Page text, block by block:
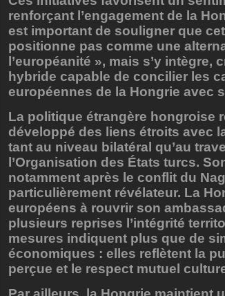
renforçant l’engagement de la
est important de souligner que
positionne pas comme une
l’européanité », mais s’y
hybride capable de concilier les
européennes de la Hongrie avec
La politique étrangère hongroise
développé des liens étroits avec
tant au niveau bilatéral qu’au
l’Organisation des États turcs.
notamment après le conflit du
particulièrement révélateur. La
européens à rouvrir son
plusieurs reprises l’intégrité
mesures indiquent plus que de
économiques : elles reflètent la
perçue et le respect mutuel